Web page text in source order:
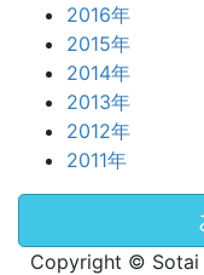
2016年
2015年
2014年
2013年
2012年
2011年
Copyright © Sotai